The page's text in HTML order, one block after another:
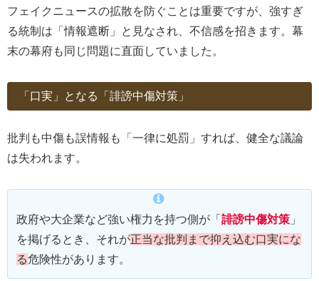
フェイクニュースの拡散を防ぐことは重要ですが、強すぎ
る統制は「情報遮断」と見なされ、不信感を招きます。幕
末の幕府も同じ問題に直面していました。
「口実」となる「誹謗中傷対策」
批判も中傷も誤情報も「一律に処罰」すれば、健全な議論
は失われます。
政府や大企業など強い権力を持つ側が「 誹謗中傷対策 」
を掲げるとき、それが正当な批判まで抑え込む口実にな
る危険性があります。